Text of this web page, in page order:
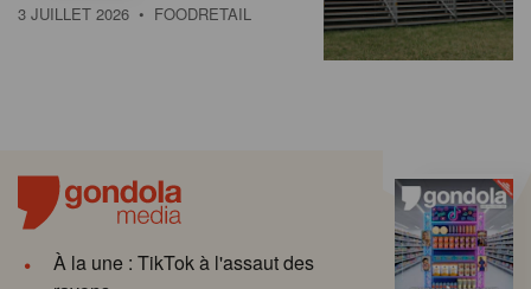
3 JUILLET 2026 • FOODRETAIL
À la une : TikTok à l'assaut des